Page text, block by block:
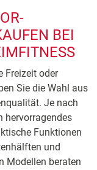
BEI
Freizeit oder
Sie die Wahl aus
Je nach
hervorragendes
Funktionen
und
Modellen beraten